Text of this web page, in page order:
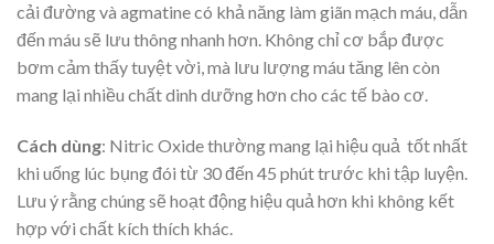
cải đường và agmatine có khả năng làm giãn mạch máu, dẫn
đến máu sẽ lưu thông nhanh hơn. Không chỉ cơ bắp được
bơm cảm thấy tuyệt vời, mà lưu lượng máu tăng lên còn
mang lại nhiều chất dinh dưỡng hơn cho các tế bào cơ.
Cách dùng: Nitric Oxide thường mang lại hiệu quả tốt nhất
khi uống lúc bụng đói từ 30 đến 45 phút trước khi tập luyện.
Lưu ý rằng chúng sẽ hoạt động hiệu quả hơn khi không kết
hợp với chất kích thích khác.